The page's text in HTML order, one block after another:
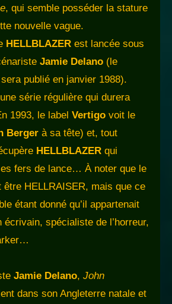
, qui semble posséder la stature
nouvelle vague.
HELLBLAZER est lancée sous
Jamie Delano (le
publié en janvier 1988).
série régulière qui durera
1993, le label Vertigo voit le
Berger à sa tête) et, tout
HELLBLAZER qui
fers de lance… À noter que le
HELLRAISER, mais que ce
étant donné qu’il appartenait
écrivain, spécialiste de l’horreur,
Jamie Delano, John
dans son Angleterre natale et